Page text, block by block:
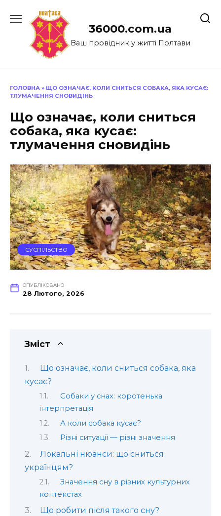
до
36000.com.ua
Ваш провідник у житті Полтави
ГОЛОВНА » ЩО ОЗНАЧАЄ, КОЛИ СНИТЬСЯ СОБАКА, ЯКА КУСАЄ:
ТЛУМАЧЕННЯ СНОВИДІНЬ
Що означає, коли сниться
собака, яка кусає:
тлумачення сновидінь
СУСПІЛЬСТВО
ОПУБЛІКОВАНО
28 Лютого, 2026
Зміст
Що означає, коли сниться собака, яка
кусає?
Собаки у снах: коротенька
інтерпретація
А коли собака кусає?
Різні ситуації — різні значення
Локальні нюанси: що сниться
українцям?
Значення сну в різних культурних
контекстах
Що робити після такого сну?